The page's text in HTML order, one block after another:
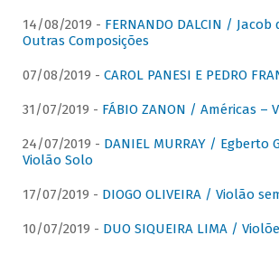
14/08/2019 - FERNANDO DALCIN /
Outras Composições
07/08/2019 - CAROL PANESI E PEDRO
31/07/2019 - FÁBIO ZANON / Américas –
24/07/2019 - DANIEL MURRAY / Egberto
Violão Solo
17/07/2019 - DIOGO OLIVEIRA / Violão
10/07/2019 - DUO SIQUEIRA LIMA /